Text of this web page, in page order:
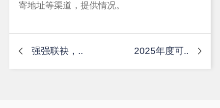
寄地址等渠道，提供情况。
强强联袂，.. 2025年度可..